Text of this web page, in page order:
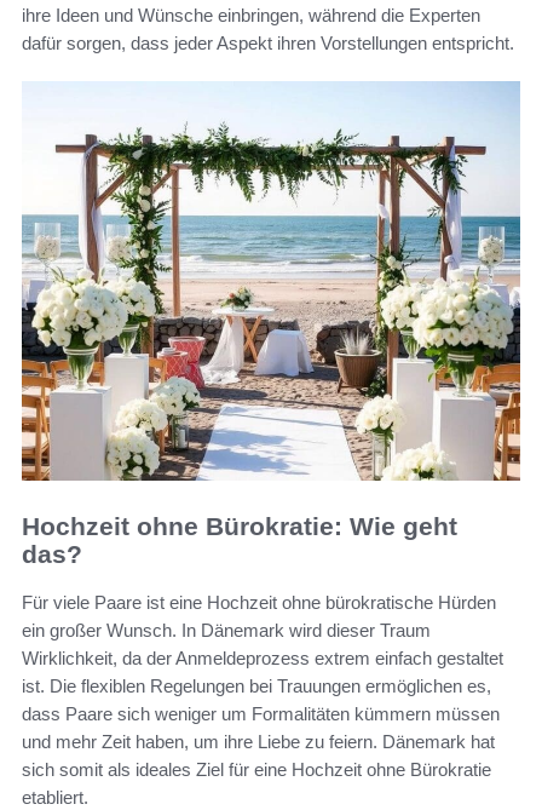
ihre Ideen und Wünsche einbringen, während die Experten
dafür sorgen, dass jeder Aspekt ihren Vorstellungen entspricht.
Hochzeit ohne Bürokratie: Wie geht
das?
Für viele Paare ist eine Hochzeit ohne bürokratische Hürden
ein großer Wunsch. In Dänemark wird dieser Traum
Wirklichkeit, da der Anmeldeprozess extrem einfach gestaltet
ist. Die flexiblen Regelungen bei Trauungen ermöglichen es,
dass Paare sich weniger um Formalitäten kümmern müssen
und mehr Zeit haben, um ihre Liebe zu feiern. Dänemark hat
sich somit als ideales Ziel für eine Hochzeit ohne Bürokratie
etabliert.